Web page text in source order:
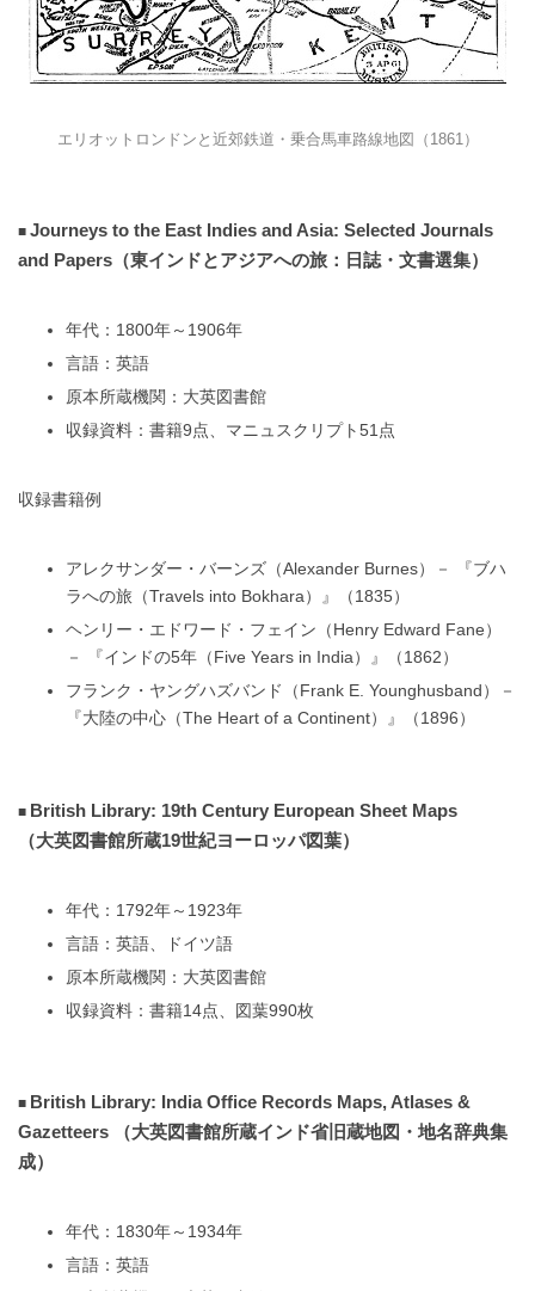
エリオットロンドンと近郊鉄道・乗合馬車路線地図（1861）
Journeys to the East Indies and Asia: Selected Journals
and Papers（東インドとアジアへの旅：日誌・文書選集）
年代：1800年～1906年
言語：英語
原本所蔵機関：大英図書館
収録資料：書籍9点、マニュスクリプト51点
収録書籍例
アレクサンダー・バーンズ（Alexander Burnes）－ 『ブハ
ラへの旅（Travels into Bokhara）』（1835）
ヘンリー・エドワード・フェイン（Henry Edward Fane）
－ 『インドの5年（Five Years in India）』（1862）
フランク・ヤングハズバンド（Frank E. Younghusband）－
『大陸の中心（The Heart of a Continent）』（1896）
British Library: 19th Century European Sheet Maps
（大英図書館所蔵19世紀ヨーロッパ図葉）
年代：1792年～1923年
言語：英語、ドイツ語
原本所蔵機関：大英図書館
収録資料：書籍14点、図葉990枚
British Library: India Office Records Maps, Atlases &
Gazetteers （大英図書館所蔵インド省旧蔵地図・地名辞典集
成）
年代：1830年～1934年
言語：英語